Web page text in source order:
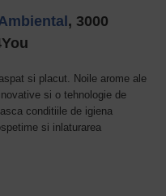
, 3000
si placut. Noile arome ale
si o tehnologie de
conditiile de igiena
si inlaturarea